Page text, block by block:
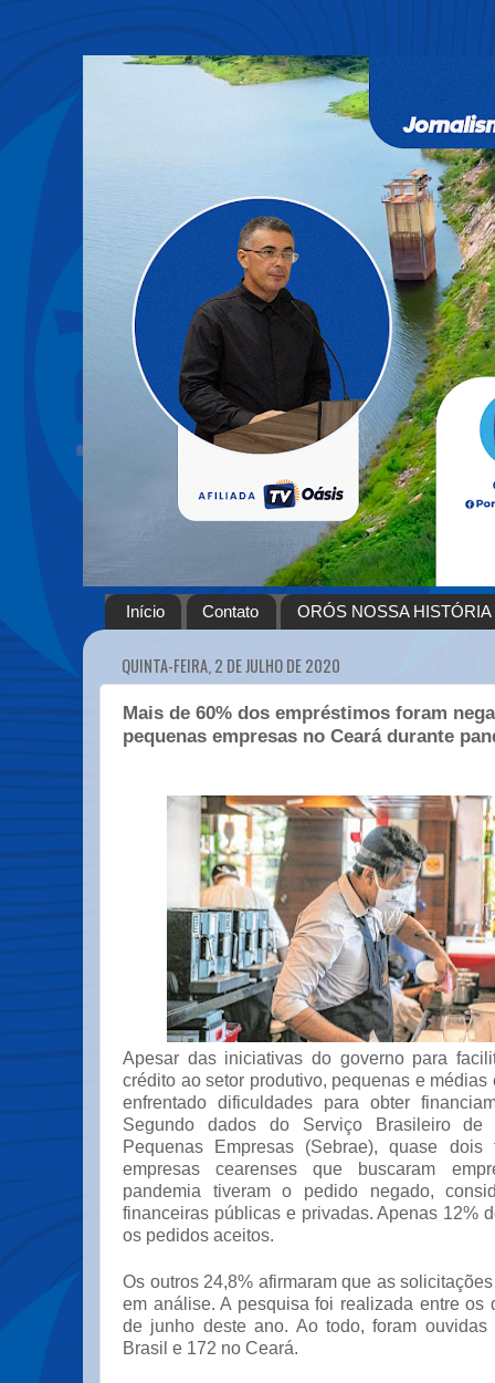
Início Contato ORÓS NOSSA HISTÓRIA
QUINTA-FEIRA, 2 DE JULHO DE 2020
Mais de 60% dos empréstimos foram
pequenas empresas no Ceará durante
Apesar das iniciativas do governo para
crédito ao setor produtivo, pequenas e médias
enfrentado dificuldades para obter
Segundo dados do Serviço Brasileiro
Pequenas Empresas (Sebrae), quase dois
empresas cearenses que buscaram
pandemia tiveram o pedido negado,
financeiras públicas e privadas. Apenas 12%
os pedidos aceitos.
Os outros 24,8% afirmaram que as
em análise. A pesquisa foi realizada entre os
de junho deste ano. Ao todo, foram ouvidas
Brasil e 172 no Ceará.